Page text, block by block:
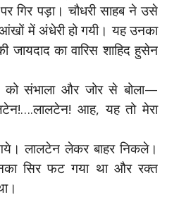
गिर पड़ा। चौधरी साहब ने उसे
में अंधेरी हो गयी। यह उनका
जायदाद का वारिस शाहिद हुसेन
को संभाला और जोर से बोला—
आह, यह तो मेरा
लालटेन लेकर बाहर निकले।
सिर फट गया था और रक्त